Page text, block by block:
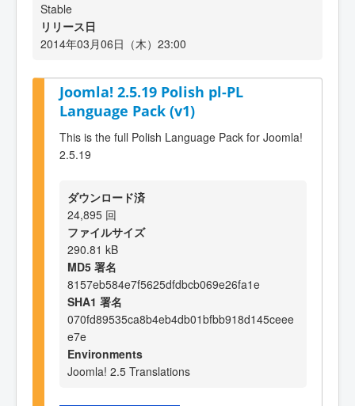
Stable
リリース日
2014年03月06日（木）23:00
Joomla! 2.5.19 Polish pl-PL
Language Pack (v1)
This is the full Polish Language Pack for Joomla!
2.5.19
ダウンロード済
24,895 回
ファイルサイズ
290.81 kB
MD5 署名
8157eb584e7f5625dfdbcb069e26fa1e
SHA1 署名
070fd89535ca8b4eb4db01bfbb918d145ceee
e7e
Environments
Joomla! 2.5 Translations